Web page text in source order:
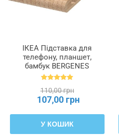
ІКЕА Підставка для
телефону, планшет,
бамбук BERGENES
БЕРГЕНЕС, 104.579.99
110,00 грн
107,00 грн
У КОШИК